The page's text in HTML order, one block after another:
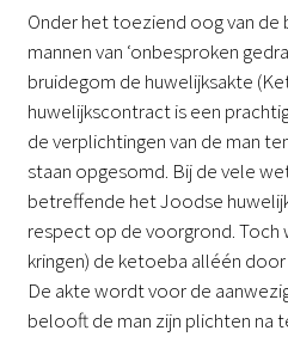
Onder het toeziend oog van
mannen van ‘onbesproken
bruidegom de huwelijksakte
huwelijkscontract is een
de verplichtingen van de man
staan opgesomd. Bij de vele
betreffende het Joodse
respect op de voorgrond.
kringen) de ketoeba alléén
De akte wordt voor de
belooft de man zijn plichten na